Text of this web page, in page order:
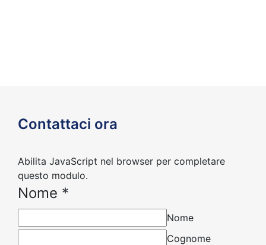
Contattaci ora
Abilita JavaScript nel browser per completare
questo modulo.
Nome *
Nome
Cognome